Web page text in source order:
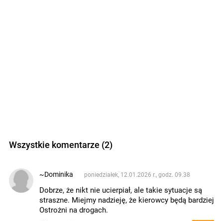
Wszystkie komentarze (2)
~Dominika poniedziałek, 12.01.2026 r., godz. 09.38
Dobrze, że nikt nie ucierpiał, ale takie sytuacje są
straszne. Miejmy nadzieję, że kierowcy będą bardziej
Ostrożni na drogach.